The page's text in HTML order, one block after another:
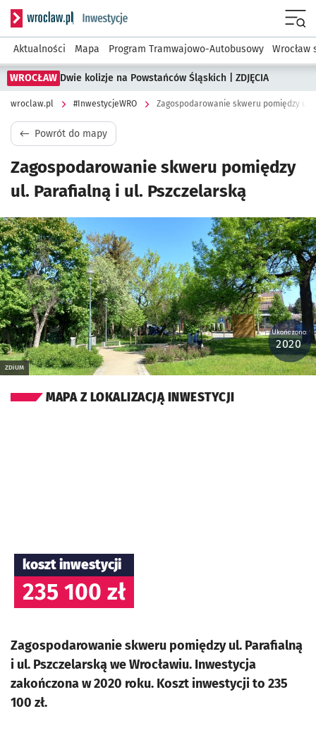
Serwis informacyjny wroclaw.pl podserwis:
Aktualności Mapa Program Tramwajowo-Autobusowy Wrocław
WROCŁAW Dwie kolizje na Powstańców Śląskich | ZDJĘCIA
wroclaw.pl #InwestycjeWRO Zagospodarowanie skweru pomiędzy ul.
Powrót do mapy
Zagospodarowanie skweru pomiędzy
ul. Parafialną i ul. Pszczelarską
Kliknij, aby powiększyć
ZDiUM
Ukończono:
2020
MAPA Z LOKALIZACJĄ INWESTYCJI
koszt inwestycji
235 100 zł
Zagospodarowanie skweru pomiędzy ul. Parafialną
i ul. Pszczelarską we Wrocławiu. Inwestycja
zakończona w 2020 roku. Koszt inwestycji to 235
100 zł.